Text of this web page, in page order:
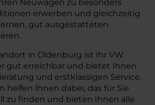
Neuwagen zu besonders
erwerben und gleichzeitig
gut ausgestatteten
in Oldenburg ist Ihr VW
gut erreichbar und bietet Ihnen
und erstklassigen Service.
helfen Ihnen dabei, das für Sie
zu finden und bieten Ihnen alle